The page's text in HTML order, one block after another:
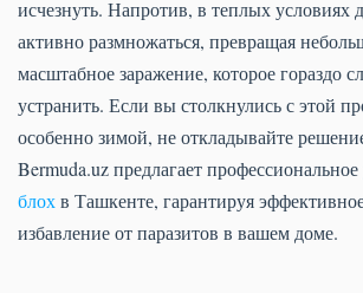
исчезнуть. Напротив, в теплых условиях
активно размножаться, превращая
масштабное заражение, которое гораздо
устранить. Если вы столкнулись с этой
особенно зимой, не откладывайте
Bermuda.uz предлагает профессиональное
блохв Ташкенте, гарантируя
избавление от паразитов в вашем доме.